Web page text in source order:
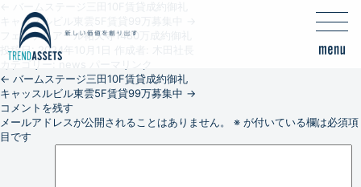
キャッスルビル東雲5F賃貸99万募集中
フェルテロアール祐天寺1480万成約御礼
投稿日: 2024年10月1日
カテゴリー:news
← バームステージ三田10F賃貸成約御礼
キャッスルビル東雲5F賃貸99万募集中 →
コメントを残す
メールアドレスが公開されることはありません。
※ が付いている欄は必須項
目です